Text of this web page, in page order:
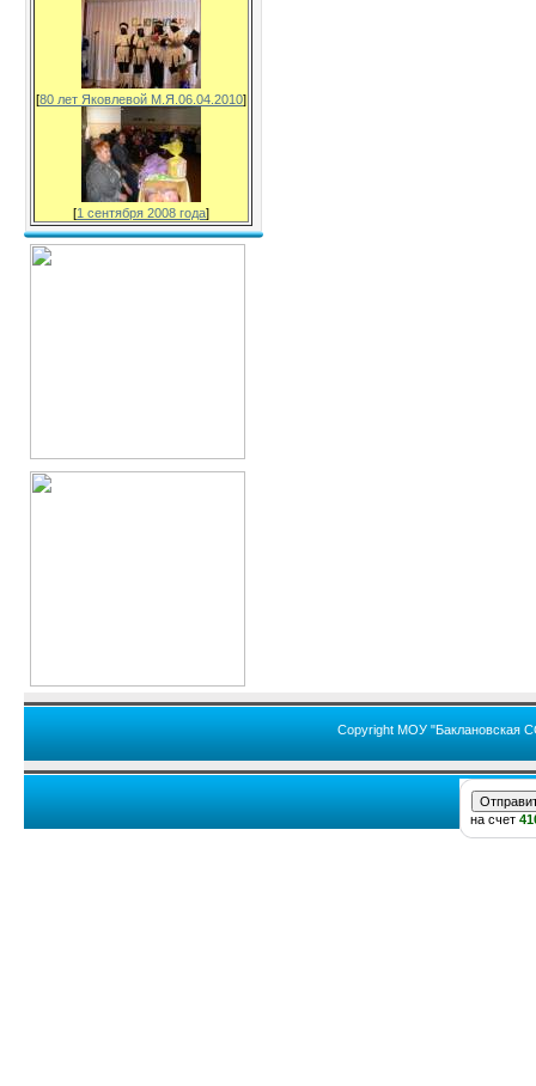
[80 лет Яковлевой М.Я.06.04.2010]
[1 сентября 2008 года]
Copyright МОУ "Баклановская
на счет